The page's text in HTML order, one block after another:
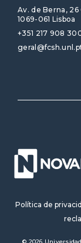
Av. de Berna, 26
1069-061 Lisboa
+351 217 908
Política de